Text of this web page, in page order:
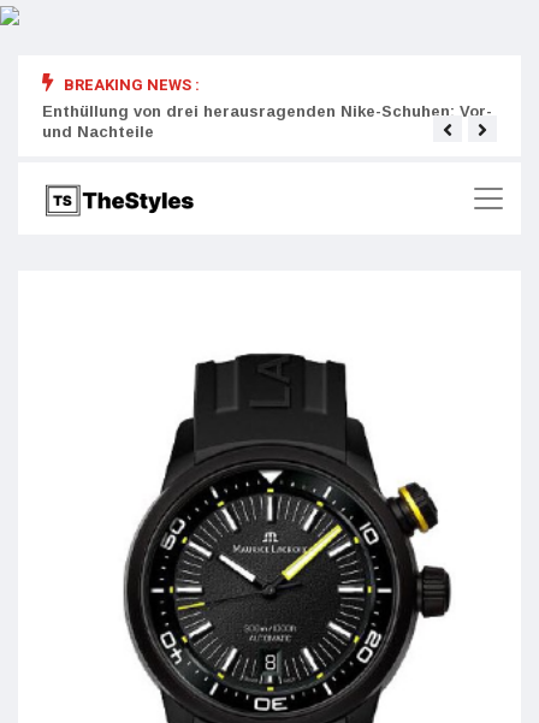
BREAKING NEWS :
Enthüllung von drei herausragenden Nike-Schuhen: Vor-
und Nachteile